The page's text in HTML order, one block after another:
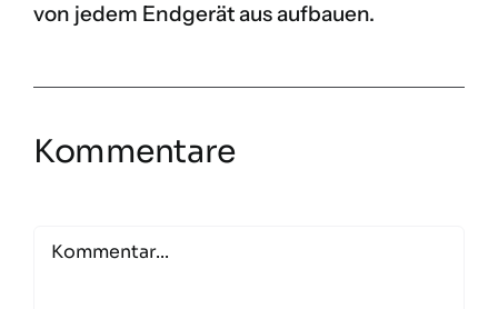
von jedem Endgerät aus aufbauen.
Kommentare
Comment